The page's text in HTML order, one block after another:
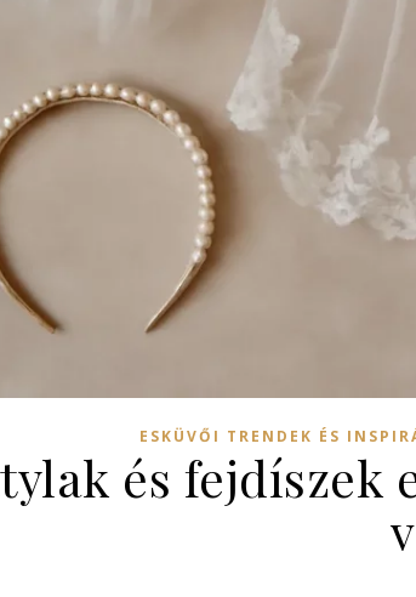
ESKÜVŐI TRENDEK ÉS
és fejdíszek